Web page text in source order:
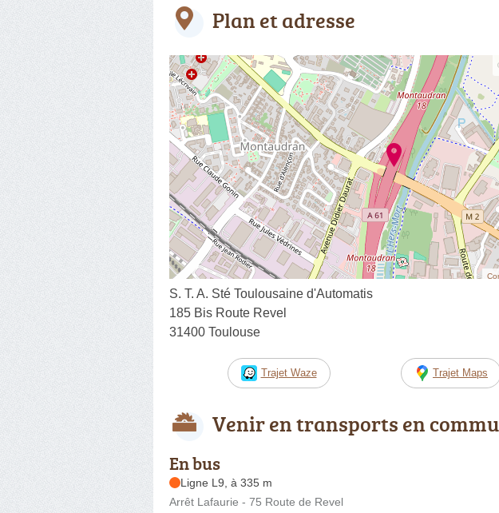
Plan et adresse
S. T. A. Sté Toulousaine d'Automatis
185 Bis Route Revel
31400 Toulouse
Trajet Waze Trajet Maps
Venir en transports en
En bus
Ligne L9, à 335 m
Arrêt Lafaurie - 75 Route de Revel